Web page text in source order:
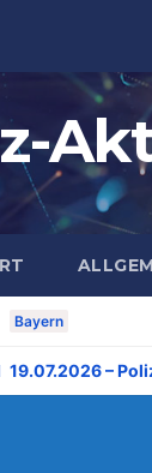
Bayern
19.07.2026 –